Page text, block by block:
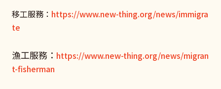
移工服務： https://www.new-thing.org/news/immigra
te
漁工服務： https://www.new-thing.org/news/migran
t-fisherman